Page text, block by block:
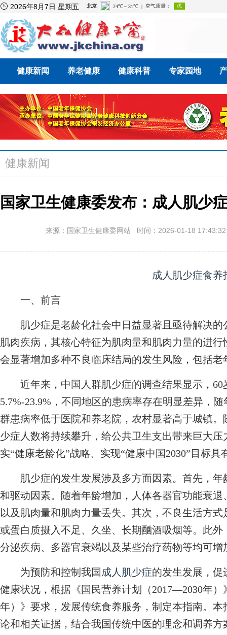
 2026年8月7日 星期五
健康新闻 养老健康 健康科普 专家园地
健康新闻
国家卫生健康委发布：成人肌少
来源：国家卫生健康委网站 时间：2026-01-18
成人肌少症食养
一、前言
肌少症是老龄化社会中日益显著且亟待解决的
肌肉疾病，其核心特征为肌肉量和肌肉力量的进
会显著增加多种不良临床结局的发生风险，包括
近年来，中国人群肌少症的调查结果显示，60
5.7%-23.9%，不同地区的患病率存在明显差异，
群患病率低于医院和养老院，农村显著高于城镇
少症人数将持续攀升，给公共卫生支出带来巨大
实“健康老龄化”战略、实现“健康中国2030”目标具
肌少症的发生发展涉及多方面因素。首先，年
和驱动因素。随着年龄增加，人体各器官功能衰
以及肌肉量和肌肉力量丢失。其次，不良生活方
或蛋白质摄入不足、久坐、长期酗酒吸烟等。此
分泌疾病、多器官衰竭以及某些治疗药物等均可增
为预防和控制我国 成人肌少症的发生发展，促
健康状况，根据《国民营养计划（2017—2030年
年）》要求，发展传统食养服务，制定本指南。
论和相关证据，结合我国传统中医的理念和调养